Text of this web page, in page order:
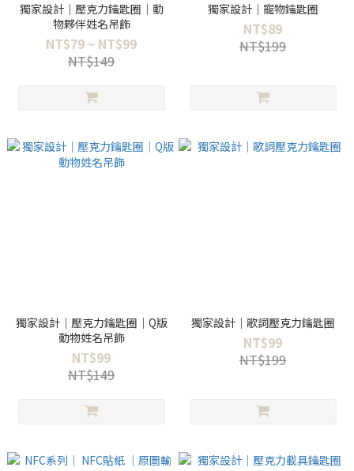
獨家設計｜壓克力鑰匙圈｜動
物夥伴姓名吊飾
NT$79 ~ NT$99
NT$149
獨家設計｜寵物鑰匙圈
NT$89
NT$199
獨家設計｜壓克力鑰匙圈｜Q版
動物姓名吊飾
NT$99
NT$149
獨家設計｜歌詞壓克力鑰匙圈
NT$99
NT$199